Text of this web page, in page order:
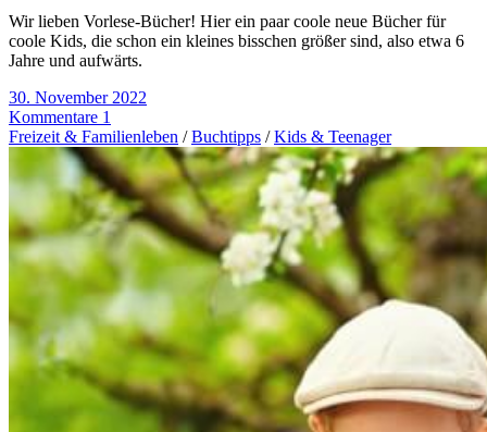
Wir lieben Vorlese-Bücher! Hier ein paar coole neue Bücher für
coole Kids, die schon ein kleines bisschen größer sind, also etwa 6
Jahre und aufwärts.
30. November 2022
Kommentare 1
Freizeit & Familienleben /Buchtipps /Kids & Teenager